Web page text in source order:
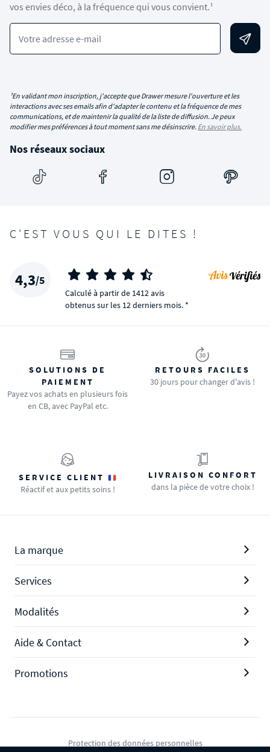
vos envies déco, à la fréquence qui vous convient.¹
Votre adresse e-mail
¹En validant mon inscription, j'accepte que Drawer mesure l'ouverture et les
interactions avec ses emails afin d'adapter le contenu et la fréquence de mes
communications, et de maintenir la qualité de la liste de diffusion. Je peux
modifier mes préférences à tout moment sans me désinscrire. En savoir plus.
Nos réseaux sociaux
C'EST VOUS QUI LE DITES !
4,3/5
Calculé à partir de 1412 avis
obtenus sur les 12 derniers mois. *
SOLUTIONS DE
PAIEMENT
Payez vos achats en plusieurs fois
en CB, avec PayPal etc.
RETOURS FACILES
30 jours pour changer d'avis !
SERVICE CLIENT
Réactif et aux petits soins !
LIVRAISON CONFORT
dans la pièce de votre choix !
La marque
Services
Modalités
Aide & Contact
Promotions
Protection des données personnelles